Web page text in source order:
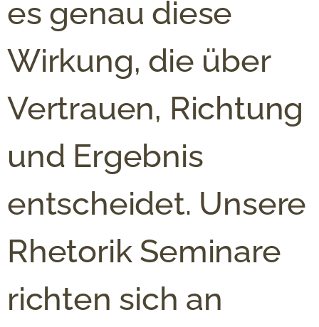
es genau diese
Wirkung, die über
Vertrauen, Richtung
und Ergebnis
entscheidet. Unsere
Rhetorik Seminare
richten sich an